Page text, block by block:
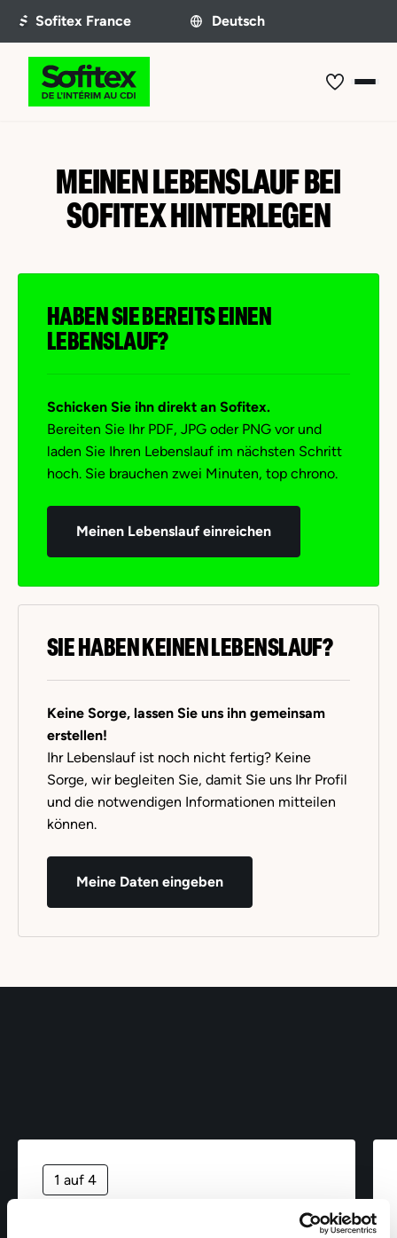
MEINEN LEBENSLAUF BEI
SOFITEX HINTERLEGEN
HABEN SIE BEREITS EINEN
LEBENSLAUF?
Schicken Sie ihn direkt an Sofitex.
Bereiten Sie Ihr PDF, JPG oder PNG vor und
laden Sie Ihren Lebenslauf im nächsten Schritt
hoch. Sie brauchen zwei Minuten, top chrono.
Meinen Lebenslauf einreichen
SIE HABEN KEINEN LEBENSLAUF?
Keine Sorge, lassen Sie uns ihn gemeinsam
erstellen!
Ihr Lebenslauf ist noch nicht fertig? Keine
Sorge, wir begleiten Sie, damit Sie uns Ihr Profil
und die notwendigen Informationen mitteilen
können.
Meine Daten eingeben
1 auf 4